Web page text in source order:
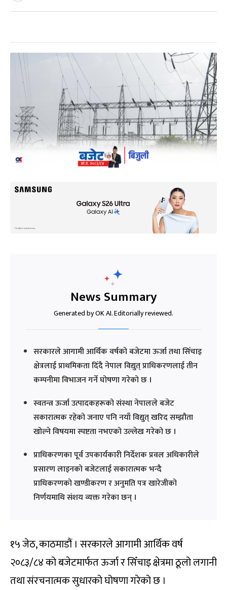
News Summary
Generated by OK AI. Editorially reviewed.
सरकारले आगामी आर्थिक वर्षको बजेटमा ऊर्जा तथा सिँचाइ
क्षेत्रलाई प्राथमिकता दिँदै नेपाल विद्युत् प्राधिकरणलाई तीन
कम्पनीमा विभाजन गर्ने घोषणा गरेको छ ।
स्वतन्त्र ऊर्जा उत्पादकहरूको संस्था नेपालले बजेट
सकारात्मक रहेको जनाए पनि नयाँ विद्युत् खरिद सम्झौता
खोल्ने विषयमा स्पष्टता नभएको उल्लेख गरेको छ ।
प्राधिकरणका पूर्व उपकार्यकारी निर्देशक प्रवल अधिकारीले
प्रसारण लाइनको बजेटलाई सकारात्मक भन्दै
प्राधिकरणको खण्डीकरण र अनुमति पत्र खारेजीको
निर्णयमाथि संशय व्यक्त गरेका छन् ।
१५ जेठ, काठमाडौं । सरकारले आगामी आर्थिक वर्ष
२०८३/८४ को बजेटमार्फत ऊर्जा र सिँचाइ क्षेत्रमा ठूलो लगानी
तथा संरचनात्मक सुधारको घोषणा गरेको छ ।